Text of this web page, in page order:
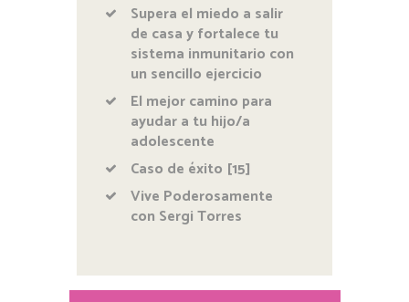
Supera el miedo a salir
de casa y fortalece tu
sistema inmunitario con
un sencillo ejercicio
El mejor camino para
ayudar a tu hijo/a
adolescente
Caso de éxito [15]
Vive Poderosamente
con Sergi Torres